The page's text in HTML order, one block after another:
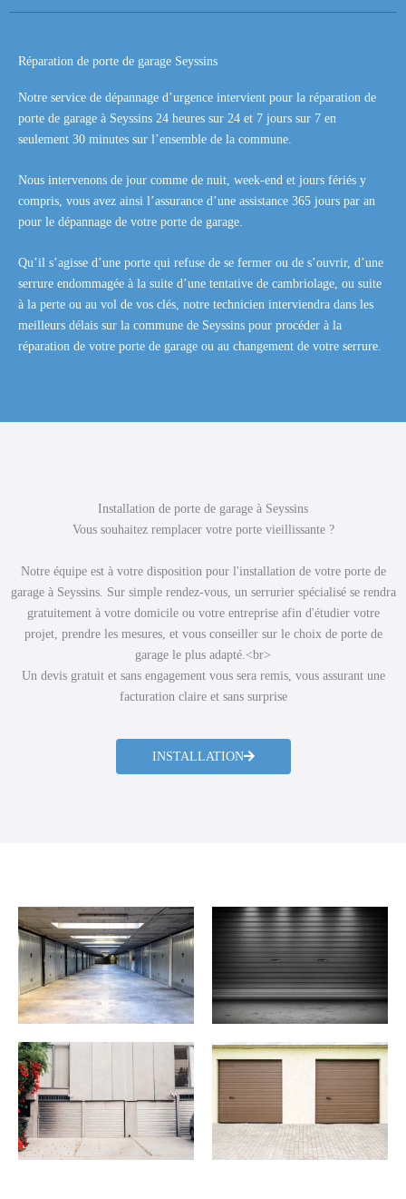
Réparation de porte de garage Seyssins
Notre service de dépannage d’urgence intervient pour la réparation de
porte de garage à Seyssins 24 heures sur 24 et 7 jours sur 7 en
seulement 30 minutes sur l’ensemble de la commune.
Nous intervenons de jour comme de nuit, week-end et jours fériés y
compris, vous avez ainsi l’assurance d’une assistance 365 jours par an
pour le dépannage de votre porte de garage.
Qu’il s’agisse d’une porte qui refuse de se fermer ou de s’ouvrir, d’une
serrure endommagée à la suite d’une tentative de cambriolage, ou suite
à la perte ou au vol de vos clés, notre technicien interviendra dans les
meilleurs délais sur la commune de Seyssins pour procéder à la
réparation de votre porte de garage ou au changement de votre serrure.
Installation de porte de garage à Seyssins
Vous souhaitez remplacer votre porte vieillissante ?
Notre équipe est à votre disposition pour l'installation de votre porte de
garage à Seyssins. Sur simple rendez-vous, un serrurier spécialisé se rendra
gratuitement à votre domicile ou votre entreprise afin d'étudier votre
projet, prendre les mesures, et vous conseiller sur le choix de porte de
garage le plus adapté.<br>
Un devis gratuit et sans engagement vous sera remis, vous assurant une
facturation claire et sans surprise
INSTALLATION